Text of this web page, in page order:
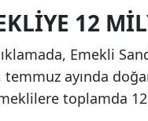
12
Emekli
ayında
toplamda